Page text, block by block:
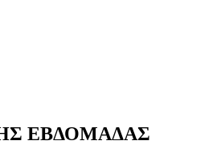
ΕΒΔΟΜΑΔΑΣ